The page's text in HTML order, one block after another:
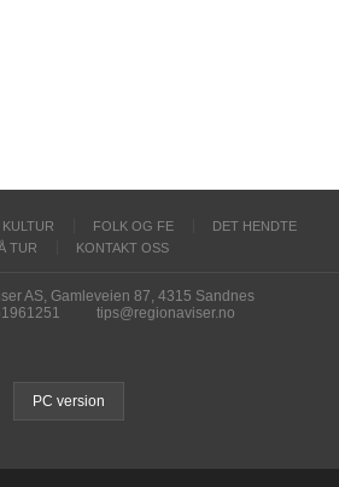
KULTUR FOLK OG FE
DET HENDTE
TUR KONTAKT OSS
AS, Gamleveien 87, 4315 Sandnes
tips@regionaviser.no
PC version